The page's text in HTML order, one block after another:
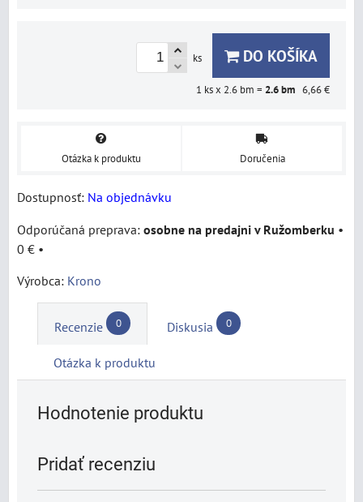
ks DO KOŠÍKA
1 ks x 2.6 bm = 2.6bm 6,66 €
Otázka k produktu Doručenia
Dostupnosť: Na objednávku
osobne na predajni v Ružomberku •
0 € •
Výrobca: Krono
Recenzie 0 Diskusia 0
Otázka k produktu
Hodnotenie produktu
Pridať recenziu